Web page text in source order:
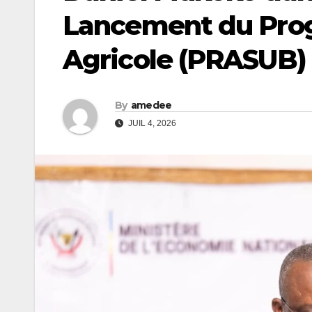
Lancement du
Agricole (PRASUB)
By amedee
JUIL 4, 2026